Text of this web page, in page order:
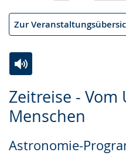
Zur
Zeitreise - Vom
Menschen
Astronomie-
Leichten
Sprache
Audio-
Unterstützung.
Video
in
Gebärdensprache